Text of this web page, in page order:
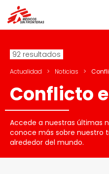
92 resultados
Actualidad > Noticias >
Conflicto
Accede a nuestras últimas
conoce más sobre nuestro
alrededor del mundo.